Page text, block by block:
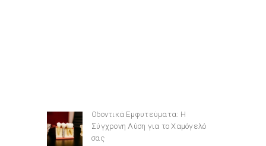
Οδοντικά Εμφυτεύματα: Η
Σύγχρονη Λύση για το Χαμόγελό
σας